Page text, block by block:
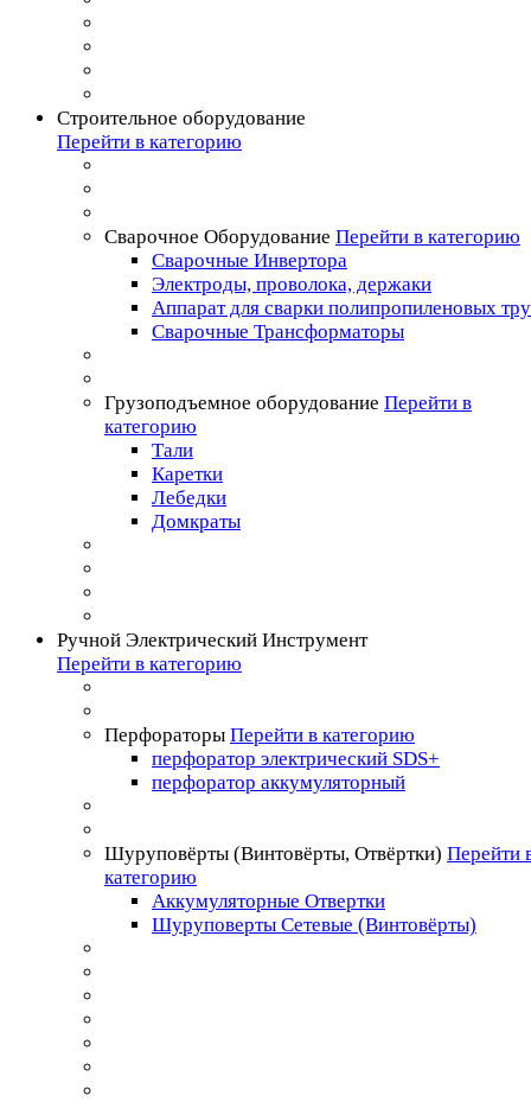
Строительное оборудование
Перейти в категорию
Сварочное Оборудование Перейти в категорию
Сварочные Инвертора
Электроды, проволока, держаки
Аппарат для сварки полипропиленовых
Сварочные Трансформаторы
Грузоподъемное оборудование Перейти в
категорию
Тали
Каретки
Лебедки
Домкраты
Ручной Электрический Инструмент
Перейти в категорию
Перфораторы Перейти в категорию
перфоратор электрический SDS+
перфоратор аккумуляторный
Шуруповёрты (Винтовёрты, Отвёртки) Перейти
категорию
Аккумуляторные Отвертки
Шуруповерты Сетевые (Винтовёрты)